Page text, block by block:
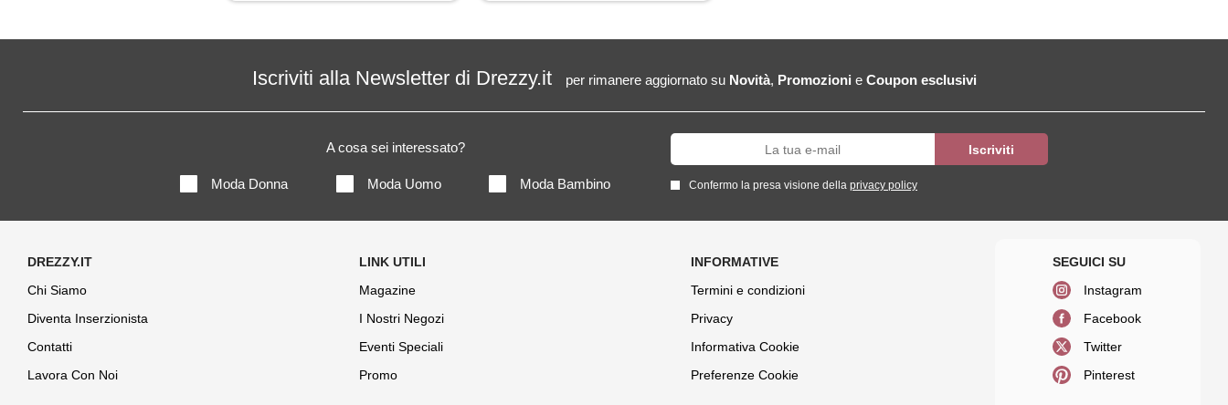
Shorts
Iscriviti alla Newsletter di Drezzy.it per rimanere aggiornato su Novità, Promozioni e Coupon esclusivi
A cosa sei interessato?
Moda Donna Moda Uomo Moda Bambino Confermo la presa visione della privacy policy
Chi Siamo
Diventa Inserzionista
Contatti
Lavora Con Noi
Magazine
I Nostri Negozi
Eventi Speciali
Promo
Termini e condizioni
Privacy
Informativa Cookie
Preferenze Cookie
Instagram
Facebook
Twitter
Pinterest